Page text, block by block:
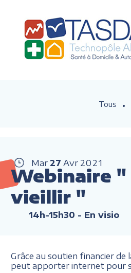
Tous
Mar 27 Avr 2021
Webinaire "
vieillir "
14h-15h30 - En visio
Grâce au soutien financier de
peut apporter internet pour